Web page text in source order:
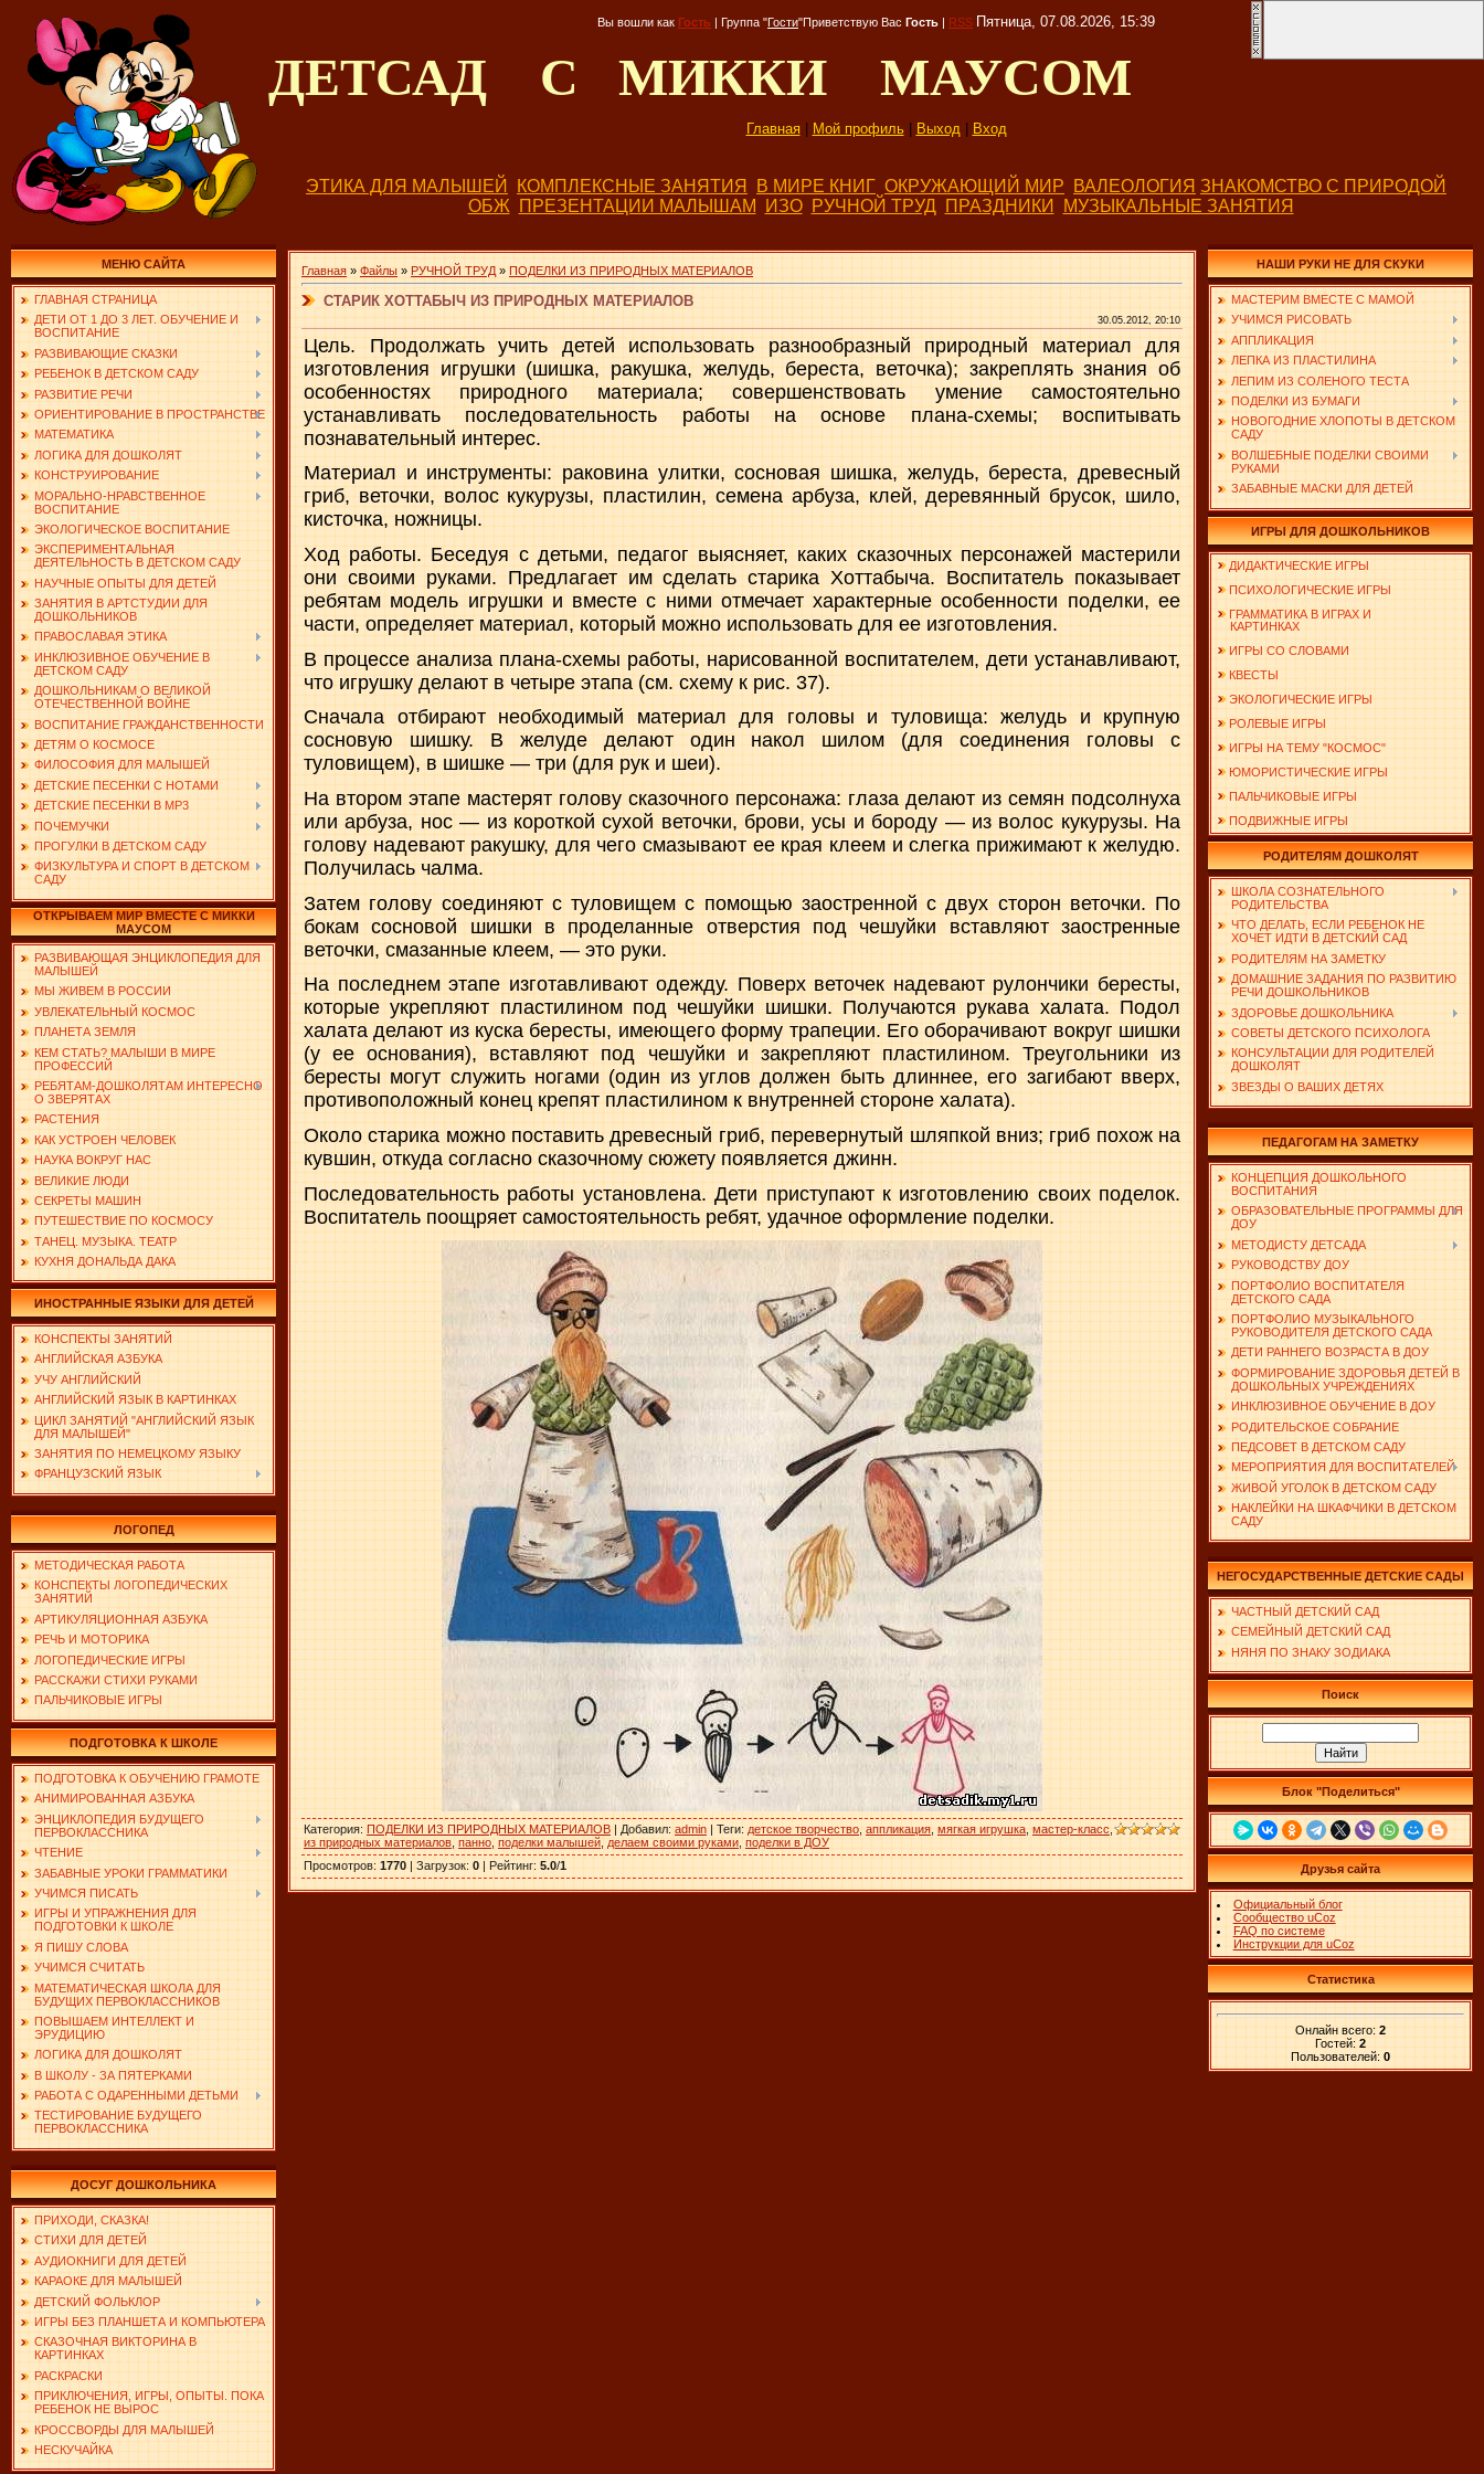
Вы вошли как Гость | Группа "Гости"Приветствую Вас Гость | RSS Пятница, 07.08.2026, 15:39
ДЕТСАД С МИККИ МАУСОМ
Главная| Мой профиль| Выход| Вход
ЭТИКА ДЛЯ МАЛЫШЕЙ КОМПЛЕКСНЫЕ ЗАНЯТИЯ В МИРЕ КНИГ ОКРУЖАЮЩИЙ МИР ВАЛЕОЛОГИЯ ЗНАКОМСТВО С ПРИРОДОЙ
ОБЖ
ПРЕЗЕНТАЦИИ МАЛЫШАМ ИЗО РУЧНОЙ ТРУД ПРАЗДНИКИ МУЗЫКАЛЬНЫЕ ЗАНЯТИЯ
МЕНЮ САЙТА
ГЛАВНАЯ СТРАНИЦА
ДЕТИ ОТ 1 ДО 3 ЛЕТ. ОБУЧЕНИЕ И
ВОСПИТАНИЕ
РАЗВИВАЮЩИЕ СКАЗКИ
РЕБЕНОК В ДЕТСКОМ САДУ
РАЗВИТИЕ РЕЧИ
ОРИЕНТИРОВАНИЕ В ПРОСТРАНСТВЕ
МАТЕМАТИКА
ЛОГИКА ДЛЯ ДОШКОЛЯТ
КОНСТРУИРОВАНИЕ
МОРАЛЬНО-НРАВСТВЕННОЕ
ВОСПИТАНИЕ
ЭКОЛОГИЧЕСКОЕ ВОСПИТАНИЕ
ЭКСПЕРИМЕНТАЛЬНАЯ
ДЕЯТЕЛЬНОСТЬ В ДЕТСКОМ САДУ
НАУЧНЫЕ ОПЫТЫ ДЛЯ ДЕТЕЙ
ЗАНЯТИЯ В АРТСТУДИИ ДЛЯ
ДОШКОЛЬНИКОВ
ПРАВОСЛАВАЯ ЭТИКА
ИНКЛЮЗИВНОЕ ОБУЧЕНИЕ В
ДЕТСКОМ САДУ
ДОШКОЛЬНИКАМ О ВЕЛИКОЙ
ОТЕЧЕСТВЕННОЙ ВОЙНЕ
ВОСПИТАНИЕ ГРАЖДАНСТВЕННОСТИ
ДЕТЯМ О КОСМОСЕ
ФИЛОСОФИЯ ДЛЯ МАЛЫШЕЙ
ДЕТСКИЕ ПЕСЕНКИ С НОТАМИ
ДЕТСКИЕ ПЕСЕНКИ В MP3
ПОЧЕМУЧКИ
ПРОГУЛКИ В ДЕТСКОМ САДУ
ФИЗКУЛЬТУРА И СПОРТ В ДЕТСКОМ
САДУ
ОТКРЫВАЕМ МИР ВМЕСТЕ С МИККИ
МАУСОМ
РАЗВИВАЮЩАЯ ЭНЦИКЛОПЕДИЯ ДЛЯ
МАЛЫШЕЙ
МЫ ЖИВЕМ В РОССИИ
УВЛЕКАТЕЛЬНЫЙ КОСМОС
ПЛАНЕТА ЗЕМЛЯ
КЕМ СТАТЬ? МАЛЫШИ В МИРЕ
ПРОФЕССИЙ
РЕБЯТАМ-ДОШКОЛЯТАМ ИНТЕРЕСНО
О ЗВЕРЯТАХ
РАСТЕНИЯ
КАК УСТРОЕН ЧЕЛОВЕК
НАУКА ВОКРУГ НАС
ВЕЛИКИЕ ЛЮДИ
СЕКРЕТЫ МАШИН
ПУТЕШЕСТВИЕ ПО КОСМОСУ
ТАНЕЦ. МУЗЫКА. ТЕАТР
КУХНЯ ДОНАЛЬДА ДАКА
ИНОСТРАННЫЕ ЯЗЫКИ ДЛЯ ДЕТЕЙ
КОНСПЕКТЫ ЗАНЯТИЙ
АНГЛИЙСКАЯ АЗБУКА
УЧУ АНГЛИЙСКИЙ
АНГЛИЙСКИЙ ЯЗЫК В КАРТИНКАХ
ЦИКЛ ЗАНЯТИЙ "АНГЛИЙСКИЙ ЯЗЫК
ДЛЯ МАЛЫШЕЙ"
ЗАНЯТИЯ ПО НЕМЕЦКОМУ ЯЗЫКУ
ФРАНЦУЗСКИЙ ЯЗЫК
ЛОГОПЕД
МЕТОДИЧЕСКАЯ РАБОТА
КОНСПЕКТЫ ЛОГОПЕДИЧЕСКИХ
ЗАНЯТИЙ
АРТИКУЛЯЦИОННАЯ АЗБУКА
РЕЧЬ И МОТОРИКА
ЛОГОПЕДИЧЕСКИЕ ИГРЫ
РАССКАЖИ СТИХИ РУКАМИ
ПАЛЬЧИКОВЫЕ ИГРЫ
ПОДГОТОВКА К ШКОЛЕ
ПОДГОТОВКА К ОБУЧЕНИЮ ГРАМОТЕ
АНИМИРОВАННАЯ АЗБУКА
ЭНЦИКЛОПЕДИЯ БУДУЩЕГО
ПЕРВОКЛАССНИКА
ЧТЕНИЕ
ЗАБАВНЫЕ УРОКИ ГРАММАТИКИ
УЧИМСЯ ПИСАТЬ
ИГРЫ И УПРАЖНЕНИЯ ДЛЯ
ПОДГОТОВКИ К ШКОЛЕ
Я ПИШУ СЛОВА
УЧИМСЯ СЧИТАТЬ
МАТЕМАТИЧЕСКАЯ ШКОЛА ДЛЯ
БУДУЩИХ ПЕРВОКЛАССНИКОВ
ПОВЫШАЕМ ИНТЕЛЛЕКТ И
ЭРУДИЦИЮ
ЛОГИКА ДЛЯ ДОШКОЛЯТ
В ШКОЛУ - ЗА ПЯТЕРКАМИ
РАБОТА С ОДАРЕННЫМИ ДЕТЬМИ
ТЕСТИРОВАНИЕ БУДУЩЕГО
ПЕРВОКЛАССНИКА
ДОСУГ ДОШКОЛЬНИКА
ПРИХОДИ, СКАЗКА!
СТИХИ ДЛЯ ДЕТЕЙ
АУДИОКНИГИ ДЛЯ ДЕТЕЙ
КАРАОКЕ ДЛЯ МАЛЫШЕЙ
ДЕТСКИЙ ФОЛЬКЛОР
ИГРЫ БЕЗ ПЛАНШЕТА И КОМПЬЮТЕРА
СКАЗОЧНАЯ ВИКТОРИНА В
КАРТИНКАХ
РАСКРАСКИ
ПРИКЛЮЧЕНИЯ, ИГРЫ, ОПЫТЫ. ПОКА
РЕБЕНОК НЕ ВЫРОС
КРОССВОРДЫ ДЛЯ МАЛЫШЕЙ
НЕСКУЧАЙКА
Главная » Файлы » РУЧНОЙ ТРУД » ПОДЕЛКИ ИЗ ПРИРОДНЫХ МАТЕРИАЛОВ
СТАРИК ХОТТАБЫЧ ИЗ ПРИРОДНЫХ МАТЕРИАЛОВ
30.05.2012, 20:10
Цель. Продолжать учить детей использовать разнообразный природный материал для
изготовления игрушки (шишка, ракушка, желудь, береста, веточка); закреплять знания об
особенностях природного материала; совершенствовать умение самостоятельно
устанавливать последовательность работы на основе плана-схемы; воспитывать
познавательный интерес.
Материал и инструменты: раковина улитки, сосновая шишка, желудь, береста, древесный
гриб, веточки, волос кукурузы, пластилин, семена арбуза, клей, деревянный брусок, шило,
кисточка, ножницы.
Ход работы. Беседуя с детьми, педагог выясняет, каких сказочных персонажей мастерили
они своими руками. Предлагает им сделать старика Хоттабыча. Воспитатель показывает
ребятам модель игрушки и вместе с ними отмечает характерные особенности поделки, ее
части, определяет материал, который можно использовать для ее изготовления.
В процессе анализа плана-схемы работы, нарисованной воспитателем, дети устанавливают,
что игрушку делают в четыре этапа (см. схему к рис. 37).
Сначала отбирают необходимый материал для головы и туловища: желудь и крупную
сосновую шишку. В желуде делают один накол шилом (для соединения головы с
туловищем), в шишке — три (для рук и шеи).
На втором этапе мастерят голову сказочного персонажа: глаза делают из семян подсолнуха
или арбуза, нос — из короткой сухой веточки, брови, усы и бороду — из волос кукурузы. На
голову надевают ракушку, для чего смазывают ее края клеем и слегка прижимают к желудю.
Получилась чалма.
Затем голову соединяют с туловищем с помощью заостренной с двух сторон веточки. По
бокам сосновой шишки в проделанные отверстия под чешуйки вставляют заостренные
веточки, смазанные клеем, — это руки.
На последнем этапе изготавливают одежду. Поверх веточек надевают рулончики бересты,
которые укрепляют пластилином под чешуйки шишки. Получаются рукава халата. Подол
халата делают из куска бересты, имеющего форму трапеции. Его оборачивают вокруг шишки
(у ее основания), вставляют под чешуйки и закрепляют пластилином. Треугольники из
бересты могут служить ногами (один из углов должен быть длиннее, его загибают вверх,
противоположный конец крепят пластилином к внутренней стороне халата).
Около старика можно поставить древесный гриб, перевернутый шляпкой вниз; гриб похож на
кувшин, откуда согласно сказочному сюжету появляется джинн.
Последовательность работы установлена. Дети приступают к изготовлению своих поделок.
Воспитатель поощряет самостоятельность ребят, удачное оформление поделки.
Категория: ПОДЕЛКИ ИЗ ПРИРОДНЫХ МАТЕРИАЛОВ | Добавил: admin | Теги: детское творчество аппликация мягкая игрушка мастер-класс
из природных материалов панно поделки малышей делаем своими руками поделки в ДОУ
Просмотров: 1770 | Загрузок: 0 | Рейтинг: 5.0/1
НАШИ РУКИ НЕ ДЛЯ СКУКИ
МАСТЕРИМ ВМЕСТЕ С МАМОЙ
УЧИМСЯ РИСОВАТЬ
АППЛИКАЦИЯ
ЛЕПКА ИЗ ПЛАСТИЛИНА
ЛЕПИМ ИЗ СОЛЕНОГО ТЕСТА
ПОДЕЛКИ ИЗ БУМАГИ
НОВОГОДНИЕ ХЛОПОТЫ В ДЕТСКОМ
САДУ
ВОЛШЕБНЫЕ ПОДЕЛКИ СВОИМИ
РУКАМИ
ЗАБАВНЫЕ МАСКИ ДЛЯ ДЕТЕЙ
ИГРЫ ДЛЯ ДОШКОЛЬНИКОВ
ДИДАКТИЧЕСКИЕ ИГРЫ
ПСИХОЛОГИЧЕСКИЕ ИГРЫ
ГРАММАТИКА В ИГРАХ И
КАРТИНКАХ
ИГРЫ СО СЛОВАМИ
КВЕСТЫ
ЭКОЛОГИЧЕСКИЕ ИГРЫ
РОЛЕВЫЕ ИГРЫ
ИГРЫ НА ТЕМУ "КОСМОС"
ЮМОРИСТИЧЕСКИЕ ИГРЫ
ПАЛЬЧИКОВЫЕ ИГРЫ
ПОДВИЖНЫЕ ИГРЫ
РОДИТЕЛЯМ ДОШКОЛЯТ
ШКОЛА СОЗНАТЕЛЬНОГО
РОДИТЕЛЬСТВА
ЧТО ДЕЛАТЬ, ЕСЛИ РЕБЕНОК НЕ
ХОЧЕТ ИДТИ В ДЕТСКИЙ САД
РОДИТЕЛЯМ НА ЗАМЕТКУ
ДОМАШНИЕ ЗАДАНИЯ ПО РАЗВИТИЮ
РЕЧИ ДОШКОЛЬНИКОВ
ЗДОРОВЬЕ ДОШКОЛЬНИКА
СОВЕТЫ ДЕТСКОГО ПСИХОЛОГА
КОНСУЛЬТАЦИИ ДЛЯ РОДИТЕЛЕЙ
ДОШКОЛЯТ
ЗВЕЗДЫ О ВАШИХ ДЕТЯХ
ПЕДАГОГАМ НА ЗАМЕТКУ
КОНЦЕПЦИЯ ДОШКОЛЬНОГО
ВОСПИТАНИЯ
ОБРАЗОВАТЕЛЬНЫЕ ПРОГРАММЫ ДЛЯ
ДОУ
МЕТОДИСТУ ДЕТСАДА
РУКОВОДСТВУ ДОУ
ПОРТФОЛИО ВОСПИТАТЕЛЯ
ДЕТСКОГО САДА
ПОРТФОЛИО МУЗЫКАЛЬНОГО
РУКОВОДИТЕЛЯ ДЕТСКОГО САДА
ДЕТИ РАННЕГО ВОЗРАСТА В ДОУ
ФОРМИРОВАНИЕ ЗДОРОВЬЯ ДЕТЕЙ В
ДОШКОЛЬНЫХ УЧРЕЖДЕНИЯХ
ИНКЛЮЗИВНОЕ ОБУЧЕНИЕ В ДОУ
РОДИТЕЛЬСКОЕ СОБРАНИЕ
ПЕДСОВЕТ В ДЕТСКОМ САДУ
МЕРОПРИЯТИЯ ДЛЯ ВОСПИТАТЕЛЕЙ
ЖИВОЙ УГОЛОК В ДЕТСКОМ САДУ
НАКЛЕЙКИ НА ШКАФЧИКИ В ДЕТСКОМ
САДУ
НЕГОСУДАРСТВЕННЫЕ ДЕТСКИЕ САДЫ
ЧАСТНЫЙ ДЕТСКИЙ САД
СЕМЕЙНЫЙ ДЕТСКИЙ САД
НЯНЯ ПО ЗНАКУ ЗОДИАКА
Поиск
Блок "Поделиться"
Друзья сайта
Официальный блог
Сообщество uCoz
FAQ по системе
Инструкции для uCoz
Статистика
Онлайн всего: 2
Гостей: 2
Пользователей: 0